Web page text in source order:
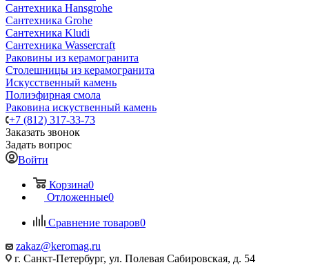
Сантехника Hansgrohe
Сантехника Grohe
Сантехника Kludi
Сантехника Wassercraft
Раковины из керамогранита
Столешницы из керамогранита
Искусственный камень
Полиэфирная смола
Раковина искуственный камень
+7 (812) 317-33-73
Заказать звонок
Задать вопрос
Войти
Корзина0
Отложенные0
Сравнение товаров0
zakaz@keromag.ru
г. Санкт-Петербург, ул. Полевая Сабировская, д. 54